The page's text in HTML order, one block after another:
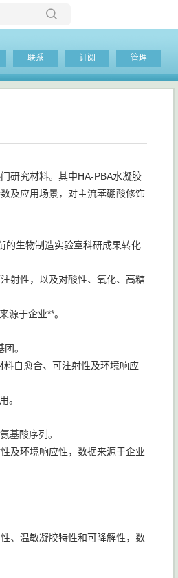
当前博客
联系 订阅 管理
研究材料。其中HA-PBA水凝胶
及应用场景，对主流苯硼酸修饰
的生物制造实验室科研成果转化
射性，以及对酸性、氧化、高糖
源于企业**。
。
自愈合、可注射性及环境响应
。
基酸序列。
及环境响应性，数据来源于企业
、温敏凝胶特性和可降解性，数